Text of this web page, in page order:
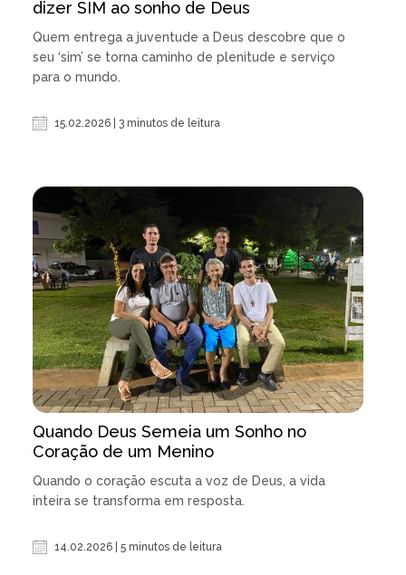
dizer SIM ao sonho de Deus
Quem entrega a juventude a Deus descobre que o
seu ‘sim’ se torna caminho de plenitude e serviço
para o mundo.
15.02.2026 | 3 minutos de leitura
Quando Deus Semeia um Sonho no
Coração de um Menino
Quando o coração escuta a voz de Deus, a vida
inteira se transforma em resposta.
14.02.2026 | 5 minutos de leitura